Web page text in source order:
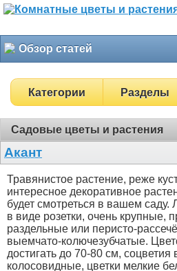
Обзор статей
Категории Разделы
Садовые цветы и растения
Акант
Травянистое растение, реже
интересное декоративное
будет смотреться в вашем саду.
в виде розетки, очень крупные,
раздельные или перисто-
выемчато-колючезубчатые.
достигать до 70-80 см,
колосовидные, цветки мелкие